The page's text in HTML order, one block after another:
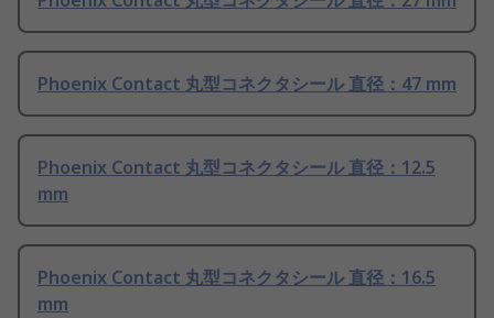
Phoenix Contact 丸型コネクタシール 直径：47 mm
Phoenix Contact 丸型コネクタシール 直径：12.5
mm
Phoenix Contact 丸型コネクタシール 直径：16.5
mm